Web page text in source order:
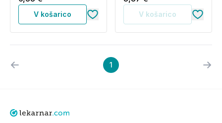
V košarico V košarico
1